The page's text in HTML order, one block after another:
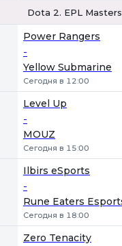
Dota 2. EPL
Power Rangers
-
Yellow Submarine
Сегодня в 12:00
Level Up
-
MOUZ
Сегодня в 15:00
Ilbirs eSports
-
Rune Eaters
Сегодня в 18:00
Zero Tenacity